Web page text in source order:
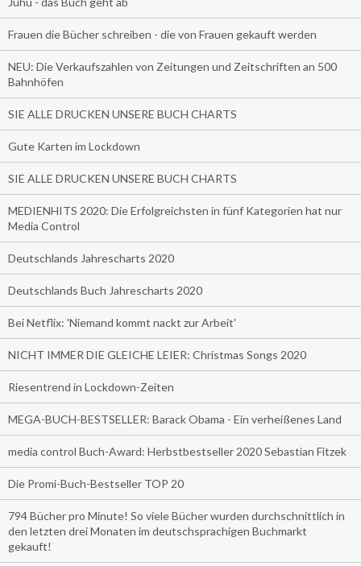
Frauen die Bücher schreiben - die von Frauen gekauft werden
NEU: Die Verkaufszahlen von Zeitungen und Zeitschriften an 500
Bahnhöfen
SIE ALLE DRUCKEN UNSERE BUCH CHARTS
Gute Karten im Lockdown
SIE ALLE DRUCKEN UNSERE BUCH CHARTS
MEDIENHITS 2020: Die Erfolgreichsten in fünf Kategorien hat nur
Media Control
Deutschlands Jahrescharts 2020
Deutschlands Buch Jahrescharts 2020
Bei Netflix: 'Niemand kommt nackt zur Arbeit'
NICHT IMMER DIE GLEICHE LEIER: Christmas Songs 2020
Riesentrend in Lockdown-Zeiten
MEGA-BUCH-BESTSELLER: Barack Obama - Ein verheißenes Land
media control Buch-Award: Herbstbestseller 2020 Sebastian Fitzek
Die Promi-Buch-Bestseller TOP 20
794 Bücher pro Minute! So viele Bücher wurden durchschnittlich in
den letzten drei Monaten im deutschsprachigen Buchmarkt
gekauft!